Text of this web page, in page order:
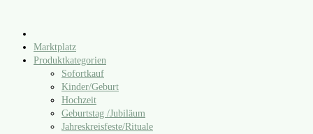
Marktplatz
Produktkategorien
Sofortkauf
Kinder/​Geburt
Hochzeit
Geburtstag /​Jubiläum
Jahreskreisfeste/​Rituale